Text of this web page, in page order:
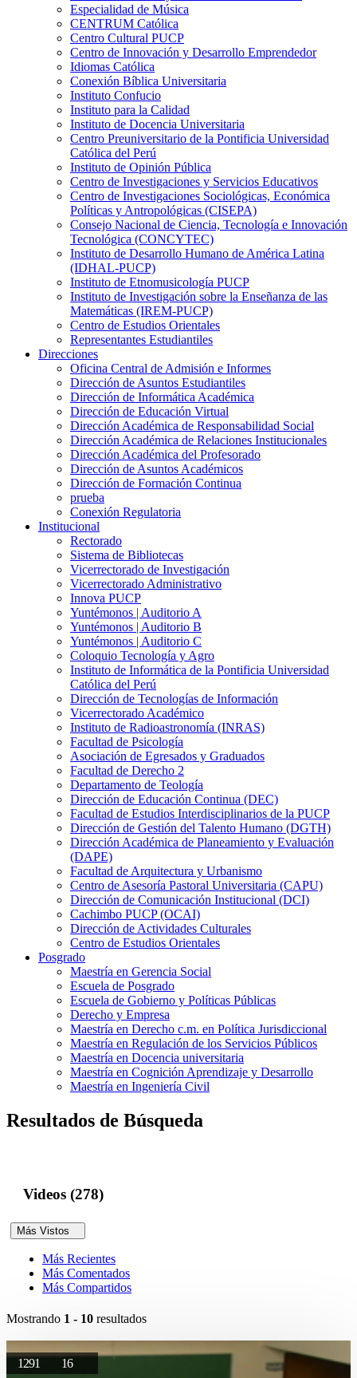
Especialidad de Música
CENTRUM Católica
Centro Cultural PUCP
Centro de Innovación y Desarrollo Emprendedor
Idiomas Católica
Conexión Bíblica Universitaria
Instituto Confucio
Instituto para la Calidad
Instituto de Docencia Universitaria
Centro Preuniversitario de la Pontificia Universidad
Católica del Perú
Instituto de Opinión Pública
Centro de Investigaciones y Servicios Educativos
Centro de Investigaciones Sociológicas, Económica
Políticas y Antropológicas (CISEPA)
Consejo Nacional de Ciencia, Tecnología e Innovación
Tecnológica (CONCYTEC)
Instituto de Desarrollo Humano de América Latina
(IDHAL-PUCP)
Instituto de Etnomusicología PUCP
Instituto de Investigación sobre la Enseñanza de las
Matemáticas (IREM-PUCP)
Centro de Estudios Orientales
Representantes Estudiantiles
Direcciones
Oficina Central de Admisión e Informes
Dirección de Asuntos Estudiantiles
Dirección de Informática Académica
Dirección de Educación Virtual
Dirección Académica de Responsabilidad Social
Dirección Académica de Relaciones Institucionales
Dirección Académica del Profesorado
Dirección de Asuntos Académicos
Dirección de Formación Continua
prueba
Conexión Regulatoria
Institucional
Rectorado
Sistema de Bibliotecas
Vicerrectorado de Investigación
Vicerrectorado Administrativo
Innova PUCP
Yuntémonos | Auditorio A
Yuntémonos | Auditorio B
Yuntémonos | Auditorio C
Coloquio Tecnología y Agro
Instituto de Informática de la Pontificia Universidad
Católica del Perú
Dirección de Tecnologías de Información
Vicerrectorado Académico
Instituto de Radioastronomía (INRAS)
Facultad de Psicología
Asociación de Egresados y Graduados
Facultad de Derecho 2
Departamento de Teología
Dirección de Educación Continua (DEC)
Facultad de Estudios Interdisciplinarios de la PUCP
Dirección de Gestión del Talento Humano (DGTH)
Dirección Académica de Planeamiento y Evaluación
(DAPE)
Facultad de Arquitectura y Urbanismo
Centro de Asesoría Pastoral Universitaria (CAPU)
Dirección de Comunicación Institucional (DCI)
Cachimbo PUCP (OCAI)
Dirección de Actividades Culturales
Centro de Estudios Orientales
Posgrado
Maestría en Gerencia Social
Escuela de Posgrado
Escuela de Gobierno y Políticas Públicas
Derecho y Empresa
Maestría en Derecho c.m. en Política Jurisdiccional
Maestría en Regulación de los Servicios Públicos
Maestría en Docencia universitaria
Maestría en Cognición Aprendizaje y Desarrollo
Maestría en Ingeniería Civil
Resultados de Búsqueda
Videos (278)
Más Vistos
Más Recientes
Más Comentados
Más Compartidos
Mostrando 1 - 10 resultados
1291 16